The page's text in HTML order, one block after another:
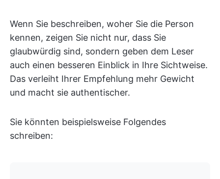
Wenn Sie beschreiben, woher Sie die Person
kennen, zeigen Sie nicht nur, dass Sie
glaubwürdig sind, sondern geben dem Leser
auch einen besseren Einblick in Ihre Sichtweise.
Das verleiht Ihrer Empfehlung mehr Gewicht
und macht sie authentischer.
Sie könnten beispielsweise Folgendes
schreiben: